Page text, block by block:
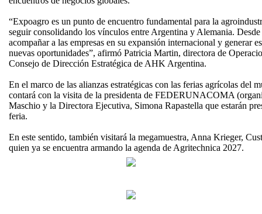
“Expoagro es un punto de encuentro fundamental para la
seguir consolidando los vínculos entre Argentina y Alemania.
acompañar a las empresas en su expansión internacional y generar
nuevas oportunidades”, afirmó Patricia Martin, directora de
Consejo de Dirección Estratégica de AHK Argentina.
En el marco de las alianzas estratégicas con las ferias agrícolas del
contará con la visita de la presidenta de FEDERUNACOMA
Maschio y la Directora Ejecutiva, Simona Rapastella que estarán
feria.
En este sentido, también visitará la megamuestra, Anna Krieger,
quien ya se encuentra armando la agenda de Agritechnica 2027.